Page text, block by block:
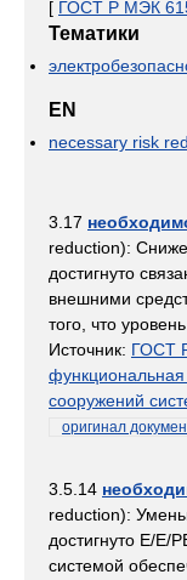
[ ГОСТ Р МЭК
Тематики
EN
necessary risk
3.17
reduction):
достигнуто
внешними
того, что
Источник: ГОСТ
функциональная
сооружений
оригинал
3.5.14
reduction):
достигнуто Е/Е/
системой